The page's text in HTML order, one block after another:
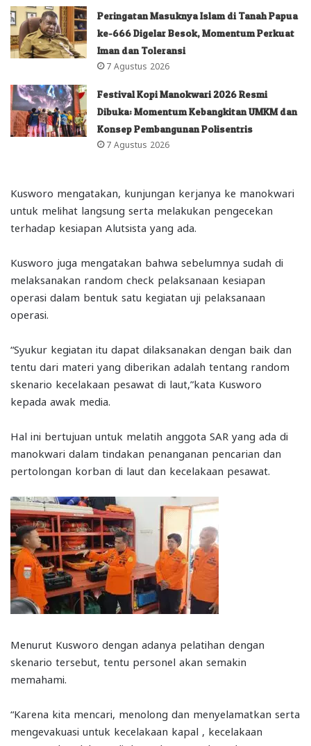
Peringatan Masuknya Islam di Tanah Papua
ke-666 Digelar Besok, Momentum Perkuat
Iman dan Toleransi
7 Agustus 2026
Festival Kopi Manokwari 2026 Resmi
Dibuka: Momentum Kebangkitan UMKM dan
Konsep Pembangunan Polisentris
7 Agustus 2026
Kusworo mengatakan, kunjungan kerjanya ke manokwari
untuk melihat langsung serta melakukan pengecekan
terhadap kesiapan Alutsista yang ada.
Kusworo juga mengatakan bahwa sebelumnya sudah di
melaksanakan random check pelaksanaan kesiapan
operasi dalam bentuk satu kegiatan uji pelaksanaan
operasi.
“Syukur kegiatan itu dapat dilaksanakan dengan baik dan
tentu dari materi yang diberikan adalah tentang random
skenario kecelakaan pesawat di laut,”kata Kusworo
kepada awak media.
Hal ini bertujuan untuk melatih anggota SAR yang ada di
manokwari dalam tindakan penanganan pencarian dan
pertolongan korban di laut dan kecelakaan pesawat.
Menurut Kusworo dengan adanya pelatihan dengan
skenario tersebut, tentu personel akan semakin
memahami.
“Karena kita mencari, menolong dan menyelamatkan serta
mengevakuasi untuk kecelakaan kapal , kecelakaan